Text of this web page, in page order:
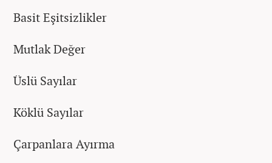
Basit Eşitsizlikler
Mutlak Değer
Üslü Sayılar
Köklü Sayılar
Çarpanlara Ayırma